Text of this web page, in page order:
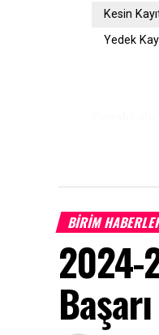
Kesin
Yedek
olarak
(Posta ile
BİRİM
2024-